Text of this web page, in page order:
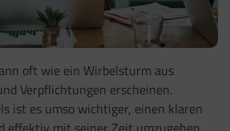
oft wie ein Wirbelsturm aus
Verpflichtungen erscheinen.
ist es umso wichtiger, einen klaren